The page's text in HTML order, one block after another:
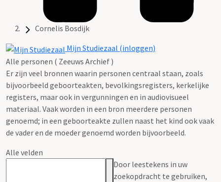
Cornelis Bosdijk
Mijn Studiezaal (inloggen)
Alle personen ( Zeeuws Archief )
Er zijn veel bronnen waarin personen centraal staan, zoals
bijvoorbeeld geboorteakten, bevolkingsregisters, kerkelijke
registers, maar ook in vergunningen en in audiovisueel
materiaal. Vaak worden in een bron meerdere personen
genoemd; in een geboorteakte zullen naast het kind ook vaak
de vader en de moeder genoemd worden bijvoorbeeld.
Alle velden
Door leestekens in uw
zoekopdracht te gebruiken,